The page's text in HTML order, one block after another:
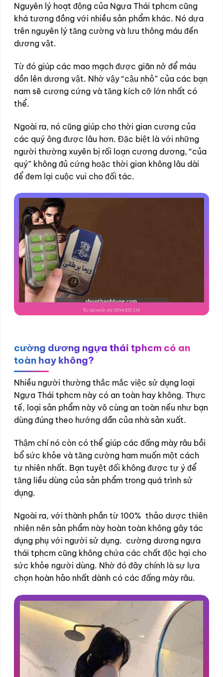
Nguyên lý hoạt động của Ngựa Thái tphcm cũng
khá tương đồng với nhiều sản phẩm khác. Nó dựa
trên nguyên lý tăng cường và lưu thông máu đến
dương vật.
Từ đó giúp các mao mạch được giãn nở để máu
dồn lên dương vật. Nhờ vậy “cậu nhỏ” của các bạn
nam sẽ cương cứng và tăng kích cỡ lớn nhất có
thể.
Ngoài ra, nó cũng giúp cho thời gian cương của
các quý ông được lâu hơn. Đặc biệt là với những
người thường xuyên bị rối loạn cương dương, “của
quý” không đủ cứng hoặc thời gian không lâu dài
để đem lại cuộc vui cho đối tác.
cường dương ngựa thái tphcm có an
toàn hay không?
Nhiều người thường thắc mắc việc sử dụng loại
Ngựa Thái tphcm này có an toàn hay không. Thực
tế, loại sản phẩm này vô cùng an toàn nếu như bạn
dùng đúng theo hướng dẫn của nhà sản xuất.
Thậm chí nó còn có thể giúp các đấng mày râu bồi
bổ sức khỏe và tăng cường ham muốn một cách
tự nhiên nhất. Bạn tuyệt đối không được tự ý để
tăng liều dùng của sản phẩm trong quá trình sử
dụng.
Ngoài ra, với thành phần từ 100% thảo dược thiên
nhiên nên sản phẩm này hoàn toàn không gây tác
dụng phụ với người sử dụng. cường dương ngựa
thái tphcm cũng không chứa các chất độc hại cho
sức khỏe người dùng. Nhờ đó đây chính là sự lựa
chọn hoàn hảo nhất dành có các đấng mày râu.